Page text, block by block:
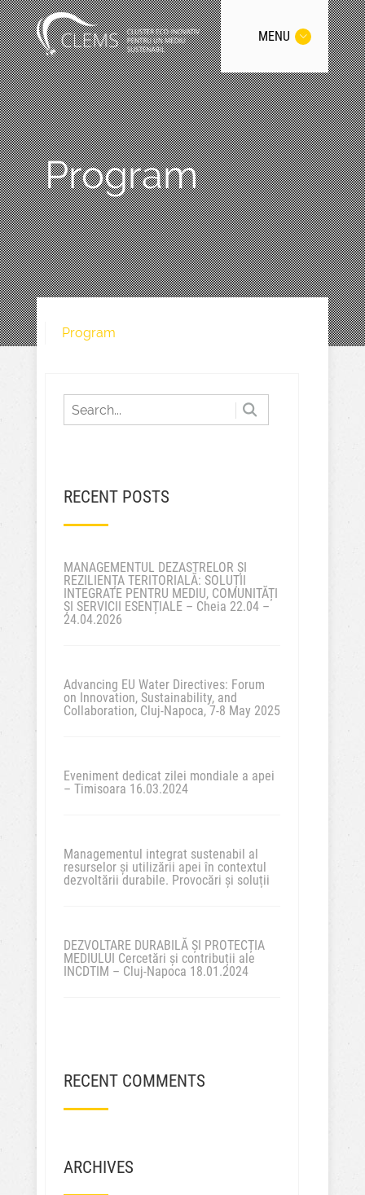
MENU
Program
Program
RECENT POSTS
MANAGEMENTUL DEZASTRELOR ȘI
REZILIENȚA TERITORIALĂ: SOLUȚII
INTEGRATE PENTRU MEDIU, COMUNITĂȚI
ȘI SERVICII ESENȚIALE – Cheia 22.04 –
24.04.2026
Advancing EU Water Directives: Forum
on Innovation, Sustainability, and
Collaboration, Cluj-Napoca, 7-8 May 2025
Eveniment dedicat zilei mondiale a apei
– Timisoara 16.03.2024
Managementul integrat sustenabil al
resurselor și utilizării apei în contextul
dezvoltării durabile. Provocări și soluții
DEZVOLTARE DURABILĂ ȘI PROTECȚIA
MEDIULUI Cercetări și contribuții ale
INCDTIM – Cluj-Napoca 18.01.2024
RECENT COMMENTS
ARCHIVES